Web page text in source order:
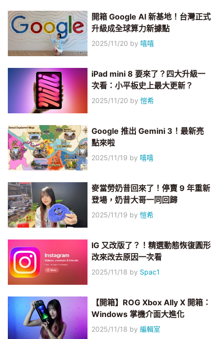
開箱 Google AI 新基地！台灣正式
升級成全球算力新據點
2025/11/20 by 嘻嘻
iPad mini 8 要來了？四大升級一
次看：小平板史上最大更新？
2025/11/20 by愷希
Google 推出 Gemini 3！最新亮
點來啦
2025/11/19 by 嘻嘻
麥當勞奶昔回來了！停賣 9 年重新
登場，奶昔大哥一同回歸
2025/11/19 by愷希
IG 又改版了？！精選動態恢復圓形
改來改去原因一次看
2025/11/18 by Spac1
【開箱】ROG Xbox Ally X 開箱：
Windows 掌機介面大進化
2025/11/18 by編輯室